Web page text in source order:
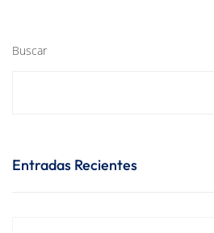
Buscar
Entradas Recientes